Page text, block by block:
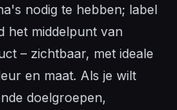
nodig te hebben; label
het middelpunt van
– zichtbaar, met ideale
en maat. Als je wilt
doelgroepen,